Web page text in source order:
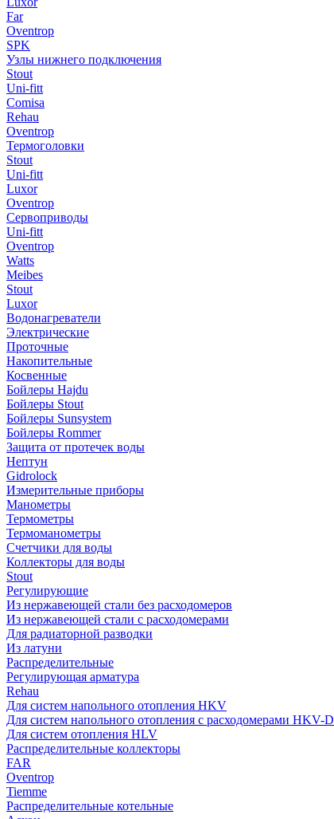
Far
Oventrop
SPK
Узлы нижнего подключения
Stout
Uni-fitt
Comisa
Rehau
Oventrop
Термоголовки
Stout
Uni-fitt
Luxor
Oventrop
Сервоприводы
Uni-fitt
Oventrop
Watts
Meibes
Stout
Luxor
Водонагреватели
Электрические
Проточные
Накопительные
Косвенные
Бойлеры Hajdu
Бойлеры Stout
Бойлеры Sunsystem
Бойлеры Rommer
Защита от протечек воды
Нептун
Gidrolock
Измерительные приборы
Манометры
Термометры
Термоманометры
Счетчики для воды
Коллекторы для воды
Stout
Регулирующие
Из нержавеющей стали без расходомеров
Из нержавеющей стали с расходомерами
Для радиаторной разводки
Из латуни
Распределительные
Регулирующая арматура
Rehau
Для систем напольного отопления HKV
Для систем напольного отопления с расходомерами HKV-D
Для систем отопления HLV
Распределительные коллекторы
FAR
Oventrop
Tiemme
Распределительные котельные